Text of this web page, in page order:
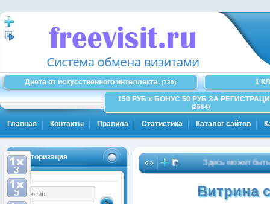
Диета от искусственного интеллекта. (730)
1
150 РУБ x БОНУС 50 РУБ ЗА
(2594)
Главная Контакты Правила Статистика Каталог сайтов
Авторизация
Здесь может быть
Витрина